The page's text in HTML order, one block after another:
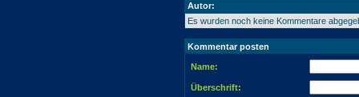
Autor:
Es wurden noch keine Kommentare
Kommentar posten
Name:
Überschrift: